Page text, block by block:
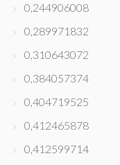
0,244906008
0,289971832
0,310643072
0,384057374
0,404719525
0,412465878
0,412599714